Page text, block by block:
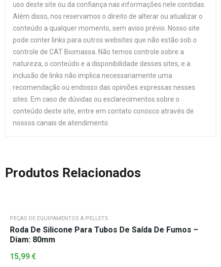
uso deste site ou da confiança nas informações nele contidas.
Além disso, nos reservamos o direito de alterar ou atualizar o
conteúdo a qualquer momento, sem aviso prévio. Nosso site
pode conter links para outros websites que não estão sob o
controle de CAT Biomassa. Não temos controle sobre a
natureza, o conteúdo e a disponibilidade desses sites, e a
inclusão de links não implica necessariamente uma
recomendação ou endosso das opiniões expressas nesses
sites. Em caso de dúvidas ou esclarecimentos sobre o
conteúdo deste site, entre em contato conosco através de
nossos canais de atendimento.
Produtos Relacionados
PEÇAS DE EQUIPAMENTOS A PELLETS
Roda De Silicone Para Tubos De Saída De Fumos –
Diam: 80mm
15,99 €